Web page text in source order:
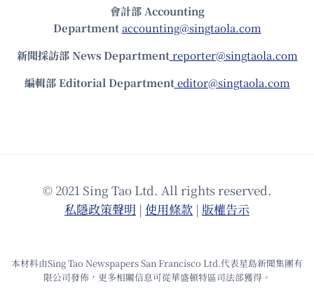
會計部 Accounting
Department accounting@singtaola.com
新聞採訪部 News Department reporter@singtaola.com
編輯部 Editorial Department editor@singtaola.com
© 2021 Sing Tao Ltd. All rights reserved.
私隱政策聲明 | 使⽤條款 | 版權告⽰
本材料由Sing Tao Newspapers San Francisco Ltd.代表星島新聞集團有
限公司發佈，更多相關信息可從華盛頓特區司法部獲得。